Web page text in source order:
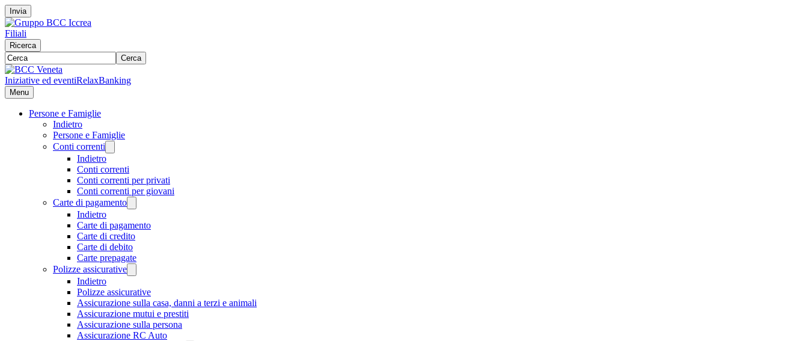
Invia
Filiali
Ricerca
Cerca
Iniziative ed eventiRelaxBanking
Menu
Persone e Famiglie
Indietro
Persone e Famiglie
Conti correnti
Indietro
Conti correnti
Conti correnti per privati
Conti correnti per giovani
Carte di pagamento
Indietro
Carte di pagamento
Carte di credito
Carte di debito
Carte prepagate
Polizze assicurative
Indietro
Polizze assicurative
Assicurazione sulla casa, danni a terzi e animali
Assicurazione mutui e prestiti
Assicurazione sulla persona
Assicurazione RC Auto